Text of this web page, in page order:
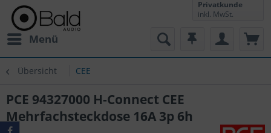
Menü
Privatkunde
inkl. MwSt.
Übersicht CEE
PCE 94327000 H-Connect CEE
Mehrfachsteckdose 16A 3p 6h